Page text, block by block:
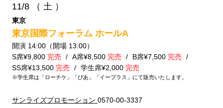
11/8 （ 土 ）
東京
東京国際フォーラム ホールA
開演 14:00（開場 13:00）
S席¥9,800 完売 A席¥8,500 完売 B席¥7,500 完売
SS席¥13,500 完売 学生席¥2,000 完売
※学生席は「ローチケ」「ぴあ」「イープラス」にて販売いたします。
サンライズプロモーション 0570-00-3337